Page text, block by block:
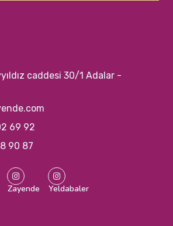
caddesi 30/1 Adalar -
69 92
90 87
Zayende Yeldabaler